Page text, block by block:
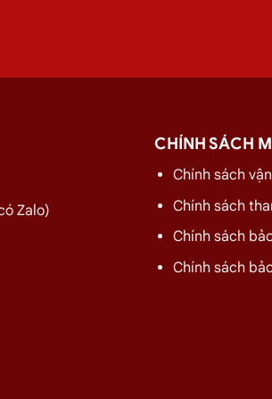
Zalo)
CHÍNH SÁCH
Chính sách
Chính sách
Chính sách
Chính sách